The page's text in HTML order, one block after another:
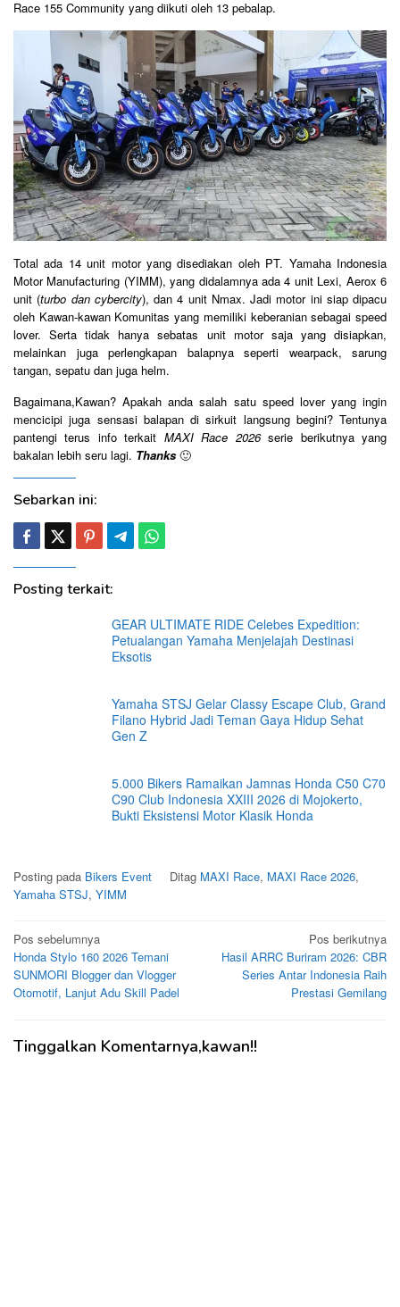
Race 155 Community yang diikuti oleh 13 pebalap.
Total ada 14 unit motor yang disediakan oleh PT. Yamaha Indonesia
Motor Manufacturing (YIMM), yang didalamnya ada 4 unit Lexi, Aerox 6
unit (turbo dan cybercity), dan 4 unit Nmax. Jadi motor ini siap dipacu
oleh Kawan-kawan Komunitas yang memiliki keberanian sebagai speed
lover. Serta tidak hanya sebatas unit motor saja yang disiapkan,
melainkan juga perlengkapan balapnya seperti wearpack, sarung
tangan, sepatu dan juga helm.
Bagaimana,Kawan? Apakah anda salah satu speed lover yang ingin
mencicipi juga sensasi balapan di sirkuit langsung begini? Tentunya
pantengi terus info terkait MAXI Race 2026serie berikutnya yang
bakalan lebih seru lagi. Thanks 🙂
Sebarkan ini:
Posting terkait:
GEAR ULTIMATE RIDE Celebes Expedition:
Petualangan Yamaha Menjelajah Destinasi
Eksotis
Yamaha STSJ Gelar Classy Escape Club, Grand
Filano Hybrid Jadi Teman Gaya Hidup Sehat
Gen Z
5.000 Bikers Ramaikan Jamnas Honda C50 C70
C90 Club Indonesia XXIII 2026 di Mojokerto,
Bukti Eksistensi Motor Klasik Honda
Posting pada Bikers Event Ditag MAXI Race, MAXI Race 2026,
Yamaha STSJ, YIMM
Navigasi
pos
Pos sebelumnya
Honda Stylo 160 2026 Temani
SUNMORI Blogger dan Vlogger
Otomotif, Lanjut Adu Skill Padel
Pos berikutnya
Hasil ARRC Buriram 2026: CBR
Series Antar Indonesia Raih
Prestasi Gemilang
Tinggalkan Komentarnya,kawan!!